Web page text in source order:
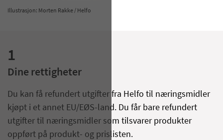
Illustrasjon: Morten Rakke / Helfo
1
Dine rettigheter
Du kan få refundert utgifter fra Helfo til næringsmidler
kjøpt i et annet EU/EØS-land. Du får bare refundert
utgifter til næringsmidler som tilsvarer produkter
oppført på produkt- og prislisten.